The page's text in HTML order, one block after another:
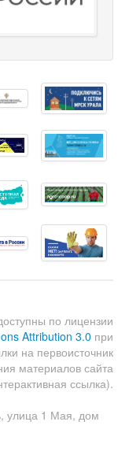
по лицензии
Attribution 3.0 при
на первоисточник
материалов сайта
ссылка).
улица 1 Мая, дом